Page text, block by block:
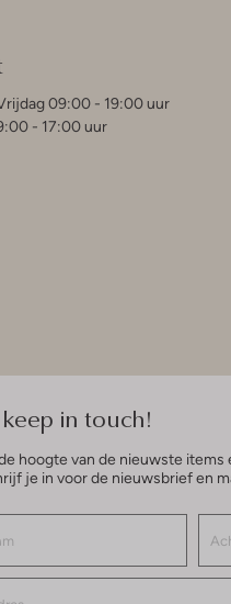
09:00 - 19:00 uur
- 17:00 uur
in touch!
hoogte van de nieuwste items
je in voor de nieuwsbrief en